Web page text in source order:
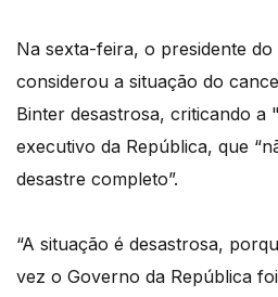
Na sexta-feira, o presidente
considerou a situação do
Binter desastrosa, criticando a
executivo da República, que
desastre completo”.
“A situação é desastrosa,
vez o Governo da República